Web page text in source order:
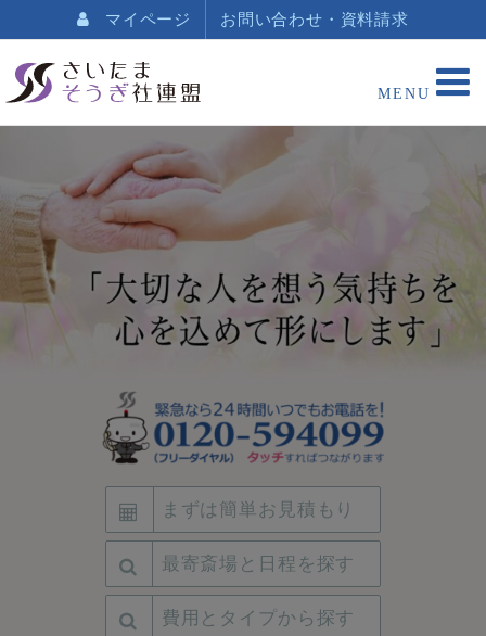
マイページ お問い合わせ・資料請求
まずは簡単お見積もり
最寄斎場と日程を探す
費用とタイプから探す